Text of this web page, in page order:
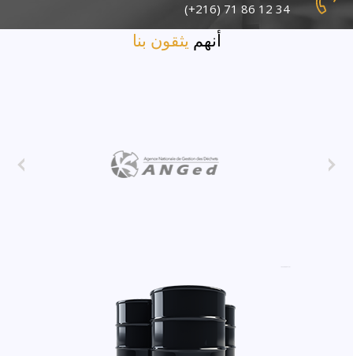
34 12 86 71 (216+)
أنهم يثقون بنا
‹
›